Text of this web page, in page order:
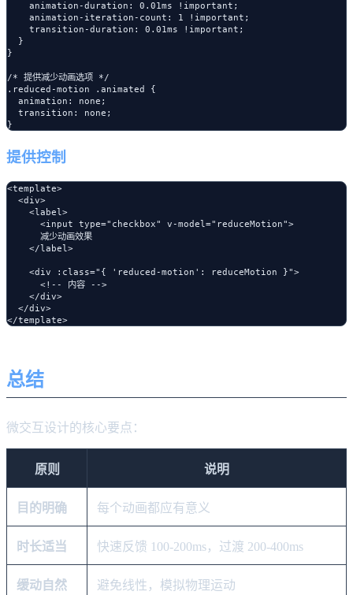
    animation-duration: 0.01ms !important;
    animation-iteration-count: 1 !important;
    transition-duration: 0.01ms !important;
  }
}
/* 提供减少动画选项 */
.reduced-motion .animated {
  animation: none;
  transition: none;
提供控制
<template>
  <div>
    <label>
      <input type="checkbox" v-model="reduceMotion">
      减少动画效果
    </label>
    <div :class="{ 'reduced-motion': reduceMotion }">
      <!-- 内容 -->
    </div>
  </div>
总结
微交互设计的核心要点：
原则 说明
目的明确 每个动画都应有意义
时长适当 快速反馈 100-200ms，过渡 200-400ms
缓动自然 避免线性，模拟物理运动